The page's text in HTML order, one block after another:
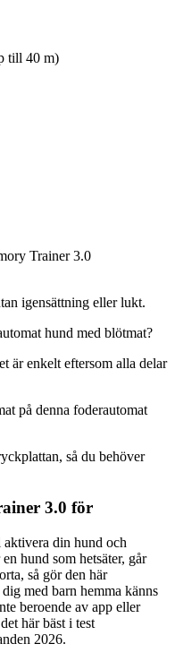
till 40 m)
Trainer 3.0
igensättning eller lukt.
hund med blötmat?
är enkelt eftersom alla delar
på denna foderautomat
så du behöver
3.0 för
din hund och
hund som hetsäter, går
så gör den här
med barn hemma känns
beroende av app eller
här bäst i test
2026.